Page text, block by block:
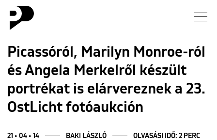
Hírek
Galéria
Picassóról, Marilyn Monroe-ról
és Angela Merkelről készült
portrékat is elárvereznek a 23.
OstLicht fotóaukción
21 • 04 • 14 BAKI LÁSZLÓ OLVASÁSI IDŐ: 2 PERC